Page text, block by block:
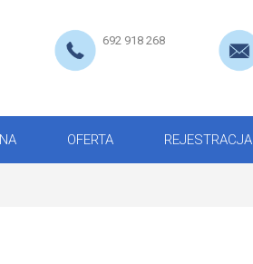
692 918 268
OFERTA REJESTRACJA